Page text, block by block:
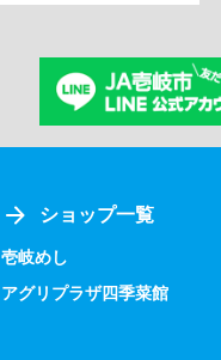
ショップ一覧
壱岐めし
アグリプラザ四季菜館